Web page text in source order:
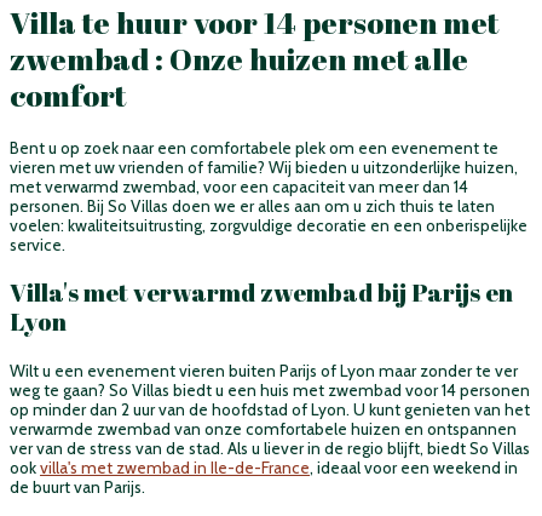
Villa te huur voor 14 personen met
zwembad : Onze huizen met alle
comfort
Bent u op zoek naar een comfortabele plek om een evenement te
vieren met uw vrienden of familie? Wij bieden u uitzonderlijke huizen,
met verwarmd zwembad, voor een capaciteit van meer dan 14
personen. Bij So Villas doen we er alles aan om u zich thuis te laten
voelen: kwaliteitsuitrusting, zorgvuldige decoratie en een onberispelijke
service.
Villa's met verwarmd zwembad bij Parijs en
Lyon
Wilt u een evenement vieren buiten Parijs of Lyon maar zonder te ver
weg te gaan? So Villas biedt u een huis met zwembad voor 14 personen
op minder dan 2 uur van de hoofdstad of Lyon. U kunt genieten van het
verwarmde zwembad van onze comfortabele huizen en ontspannen
ver van de stress van de stad. Als u liever in de regio blijft, biedt So Villas
ookvilla's met zwembad in Ile-de-France, ideaal voor een weekend in
de buurt van Parijs.